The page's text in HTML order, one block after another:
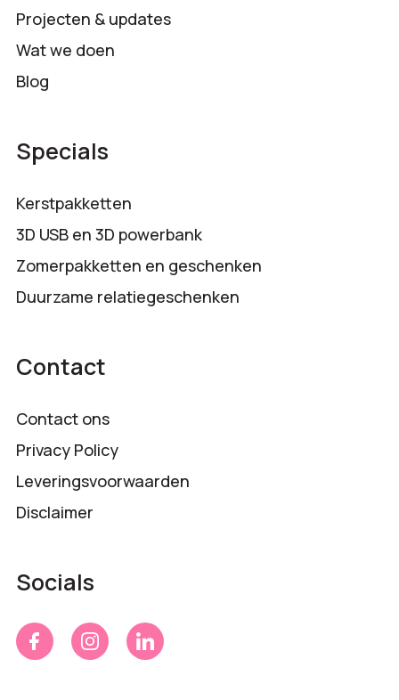
Projecten & updates
Wat we doen
Blog
Specials
Kerstpakketten
3D USB en 3D powerbank
Zomerpakketten en geschenken
Duurzame relatiegeschenken
Contact
Contact ons
Privacy Policy
Leveringsvoorwaarden
Disclaimer
Socials